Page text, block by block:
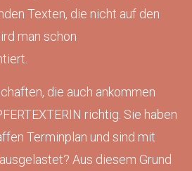
Texten, die nicht auf den
man schon
die auch ankommen
richtig. Sie haben
Terminplan und sind mit
Aus diesem Grund